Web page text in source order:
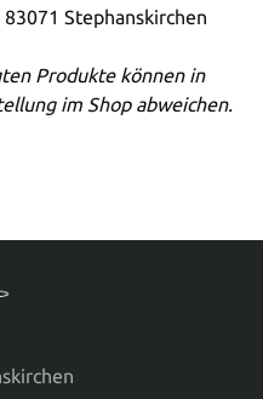
Stephanskirchen
Produkte können in
im Shop abweichen.